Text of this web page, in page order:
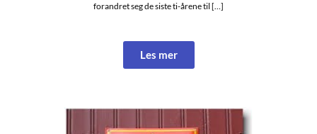
forandret seg de siste ti-årene til […]
Les mer